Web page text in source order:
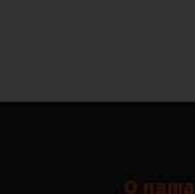
O nama